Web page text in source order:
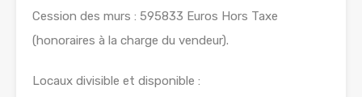
Cession des murs : 595833 Euros Hors Taxe
(honoraires à la charge du vendeur).
Locaux divisible et disponible :